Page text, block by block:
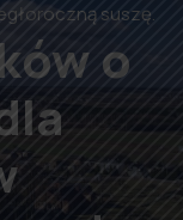
suszę.
o